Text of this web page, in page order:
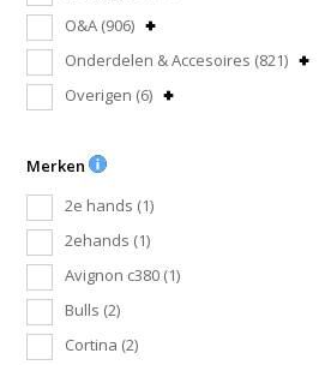
O&A (906)
Onderdelen & Accesoires (821)
Overigen (6)
Merken
2e hands (1)
2ehands (1)
Avignon c380 (1)
Bulls (2)
Cortina (2)